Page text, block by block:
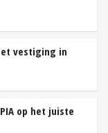
vestiging in
op het juiste